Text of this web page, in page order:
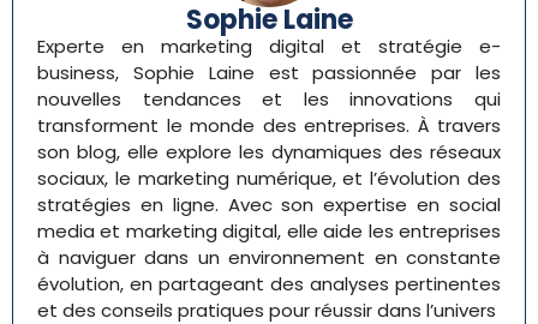
Sophie Laine
Experte en marketing digital et stratégie e-
business, Sophie Laine est passionnée par les
nouvelles tendances et les innovations qui
transforment le monde des entreprises. À travers
son blog, elle explore les dynamiques des réseaux
sociaux, le marketing numérique, et l’évolution des
stratégies en ligne. Avec son expertise en social
media et marketing digital, elle aide les entreprises
à naviguer dans un environnement en constante
évolution, en partageant des analyses pertinentes
et des conseils pratiques pour réussir dans l’univers